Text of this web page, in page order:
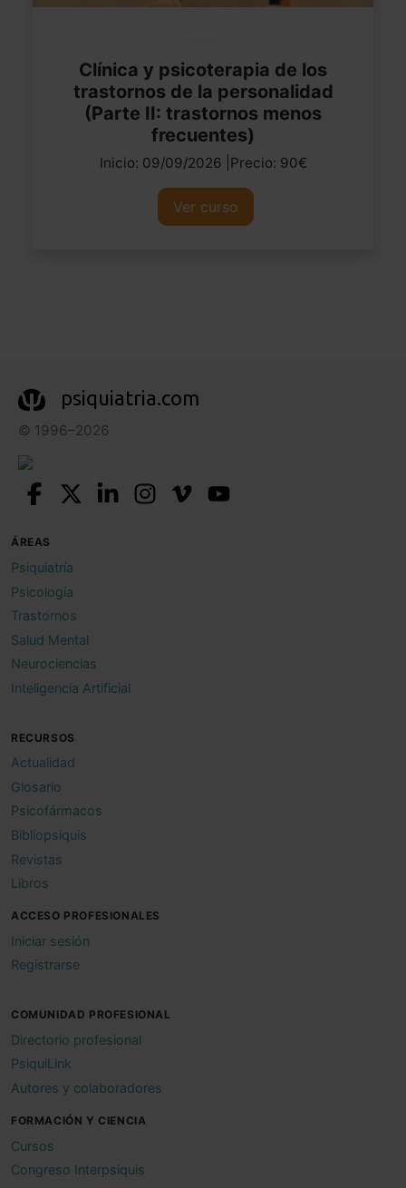
Clínica y psicoterapia de los
trastornos de la personalidad
(Parte II: trastornos menos
frecuentes)
Inicio: 09/09/2026 |Precio: 90€
Ver curso
psiquiatria.com
© 1996–2026
ÁREAS
Psiquiatría
Psicología
Trastornos
Salud Mental
Neurociencias
Inteligencia Artificial
RECURSOS
Actualidad
Glosario
Psicofármacos
Bibliopsiquis
Revistas
Libros
ACCESO PROFESIONALES
Iniciar sesión
Registrarse
COMUNIDAD PROFESIONAL
Directorio profesional
PsiquiLink
Autores y colaboradores
FORMACIÓN Y CIENCIA
Cursos
Congreso Interpsiquis